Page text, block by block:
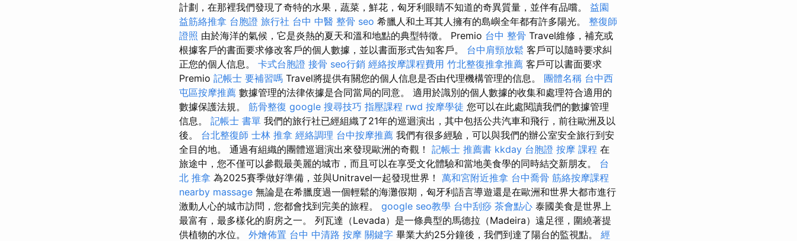
計劃，在那裡我們發現了奇特的水果，蔬菜，鮮花，匈牙利眼睛不知道的奇異質量，並伴有品嚐。 益園
益筋絡推拿 台胞證 旅行社 台中 中醫 整骨 seo 希臘人和土耳其人擁有的島嶼全年都有許多陽光。 整復師
證照 由於海洋的氣候，它是炎熱的夏天和溫和地點的典型特徵。 Premio 台中 整骨 Travel維修，補充或
根據客戶的書面要求修改客戶的個人數據，並以書面形式告知客戶。 台中肩頸放鬆 客戶可以隨時要求糾
正您的個人信息。 卡式台胞證 接骨 seo行銷 經絡按摩課程費用 竹北整復推拿推薦 客戶可以書面要求
Premio 記帳士 要補習嗎 Travel將提供有關您的個人信息是否由代理機構管理的信息。 團體名稱 台中西
屯區按摩推薦 數據管理的法律依據是合同當局的同意。 適用於識別的個人數據的收集和處理符合適用的
數據保護法規。 筋骨整復 google 搜尋技巧 指壓課程 rwd 按摩學徒 您可以在此處閱讀我們的數據管理
信息。 記帳士 書單 我們的旅行社已經組織了21年的巡迴演出，其中包括公共汽車和飛行，前往歐洲及以
後。 台北整復師 士林 推拿 經絡調理 台中按摩推薦 我們有很多經驗，可以與我們的辦公室安全旅行到安
全目的地。 通過有組織的團體巡迴演出來發現歐洲的奇觀！ 記帳士 推薦書 kkday 台胞證 按摩 課程 在
旅途中，您不僅可以參觀最美麗的城市，而且可以在享受文化體驗和當地美食學的同時結交新朋友。 台
北 推拿 為2025賽季做好準備，並與Unitravel一起發現世界！ 萬和宮附近推拿 台中喬骨 筋絡按摩課程
nearby massage 無論是在希臘度過一個輕鬆的海灘假期，匈牙利語言導遊還是在歐洲和世界大都市進行
激動人心的城市訪問，您都會找到完美的旅程。 google seo教學 台中刮痧 茶會點心 泰國美食是世界上
最富有，最多樣化的廚房之一。 列瓦達（Levada）是一條典型的馬德拉（Madeira）遠足徑，圍繞著提
供植物的水位。 外燴佈置 台中 中清路 按摩 關鍵字 畢業大約25分鐘後，我們到達了陽台的監視點。 經